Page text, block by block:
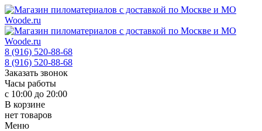
8 (916) 520-88-68
8 (916) 520-88-68
Заказать звонок
Часы работы
с 10:00 до 20:00
В корзине
нет товаров
Меню